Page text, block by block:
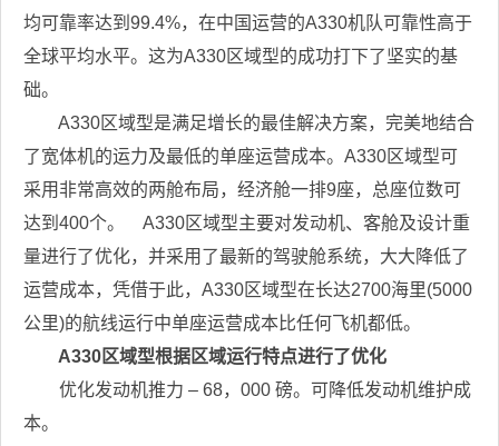
均可靠率达到99.4%，在中国运营的A330机队可靠性高于
全球平均水平。这为A330区域型的成功打下了坚实的基
础。
A330区域型是满足增长的最佳解决方案，完美地结合
了宽体机的运力及最低的单座运营成本。A330区域型可
采用非常高效的两舱布局，经济舱一排9座，总座位数可
达到400个。 A330区域型主要对发动机、客舱及设计重
量进行了优化，并采用了最新的驾驶舱系统，大大降低了
运营成本，凭借于此，A330区域型在长达2700海里(5000
公里)的航线运行中单座运营成本比任何飞机都低。
A330区域型根据区域运行特点进行了优化
优化发动机推力 – 68，000 磅。可降低发动机维护成
本。